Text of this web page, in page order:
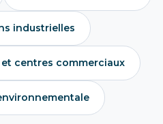
industrielles
centres commerciaux